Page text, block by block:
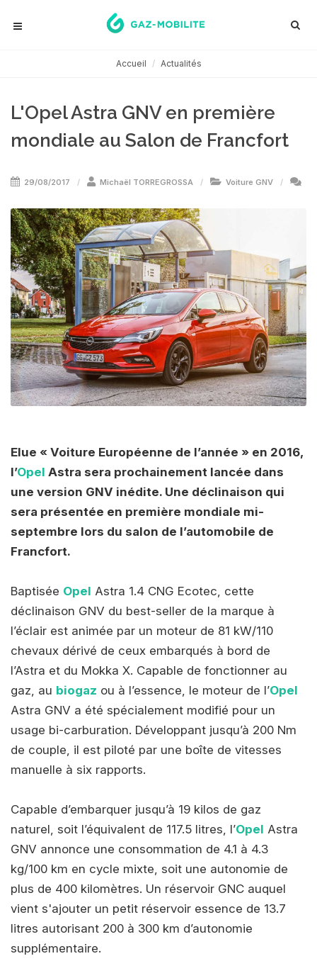
Accueil Actualités
L'Opel Astra GNV en première
mondiale au Salon de Francfort
29/08/2017 Michaël TORREGROSSA Voiture GNV
Elue « Voiture Européenne de l’année » en 2016,
l’Opel Astra sera prochainement lancée dans
une version GNV inédite. Une déclinaison qui
sera présentée en première mondiale mi-
septembre lors du salon de l’automobile de
Francfort.
Baptisée Opel Astra 1.4 CNG Ecotec, cette
déclinaison GNV du best-seller de la marque à
l’éclair est animée par un moteur de 81 kW/110
chevaux dérivé de ceux embarqués à bord de
l’Astra et du Mokka X. Capable de fonctionner au
gaz, au biogaz ou à l’essence, le moteur de l’Opel
Astra GNV a été spécialement modifié pour un
usage bi-carburation. Développant jusqu’à 200 Nm
de couple, il est piloté par une boîte de vitesses
manuelle à six rapports.
Capable d’embarquer jusqu’à 19 kilos de gaz
naturel, soit l’équivalent de 117.5 litres, l’Opel Astra
GNV annonce une consommation de 4.1 à 4.3
kg/100 km en cycle mixte, soit une autonomie de
plus de 400 kilomètres. Un réservoir GNC auquel
vient s'ajouter un petit réservoir essence de 13.7
litres autorisant 200 à 300 km d’autonomie
supplémentaire.